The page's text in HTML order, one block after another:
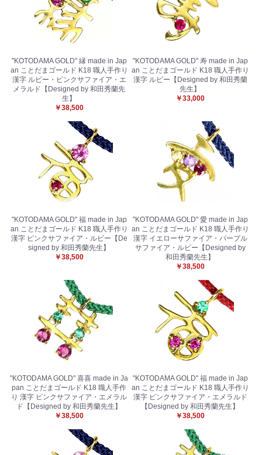
"KOTODAMA GOLD" 縁 made in Jap
an ことだまゴールド K18 職人手作り
漢字 ルビー・ピンクサファイア・エ
メラルド【Designed by 和田秀蘭先
生】
￥38,500
"KOTODAMA GOLD" 寿 made in Jap
an ことだまゴールド K18 職人手作り
漢字 ルビー【Designed by 和田秀蘭
先生】
￥33,000
"KOTODAMA GOLD" 福 made in Jap
an ことだまゴールド K18 職人手作り
漢字 ピンクサファイア・ルビー【De
signed by 和田秀蘭先生】
￥38,500
"KOTODAMA GOLD" 愛 made in Jap
an ことだまゴールド K18 職人手作り
漢字 イエローサファイア・パープル
サファイア・ルビー【Designed by
和田秀蘭先生】
￥38,500
"KOTODAMA GOLD" 喜喜 made in Ja
pan ことだまゴールド K18 職人手作
り 漢字 ピンクサファイア・エメラル
ド【Designed by 和田秀蘭先生】
￥38,500
"KOTODAMA GOLD" 福 made in Jap
an ことだまゴールド K18 職人手作り
漢字 ピンクサファイア・エメラルド
【Designed by 和田秀蘭先生】
￥38,500